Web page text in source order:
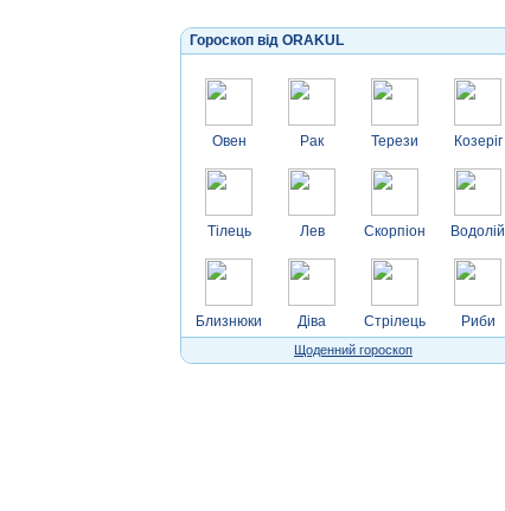
Гороскоп від ORAKUL
Овен
Тілець
Близнюки
Рак
Лев
Діва
Терези
Скорпіон
Стрілець
Козеріг
Водолій
Риби
Щоденний гороскоп